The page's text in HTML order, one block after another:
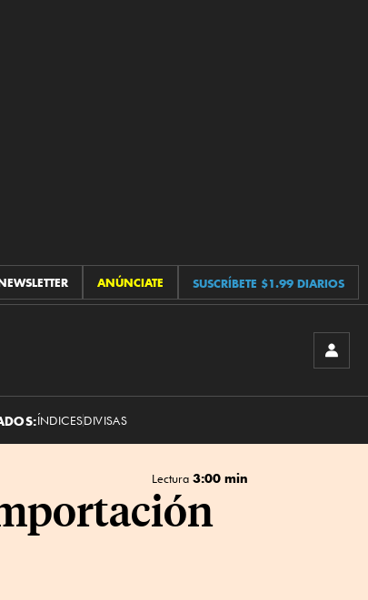
ANÚNCIATE SUSCRÍBETE $1.99 DIARIOS
ÍNDICESDIVISAS
Lectura 3:00 min